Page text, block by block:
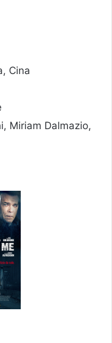
Cina
Miriam Dalmazio,